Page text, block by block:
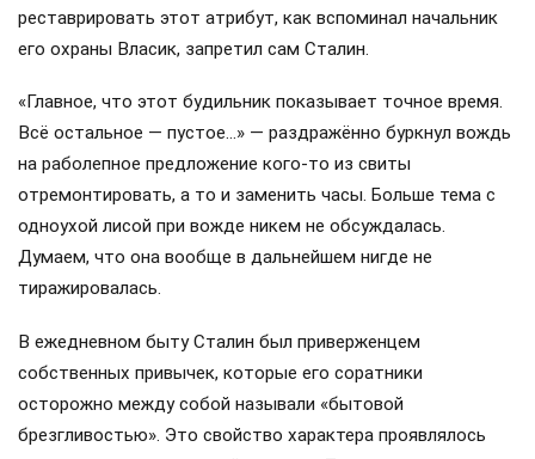
реставрировать этот атрибут, как вспоминал начальник
его охраны Власик, запретил сам Сталин.
«Главное, что этот будильник показывает точное время.
Всё остальное — пустое…» — раздражённо буркнул вождь
на раболепное предложение кого-то из свиты
отремонтировать, а то и заменить часы. Больше тема с
одноухой лисой при вожде никем не обсуждалась.
Думаем, что она вообще в дальнейшем нигде не
тиражировалась.
В ежедневном быту Сталин был приверженцем
собственных привычек, которые его соратники
осторожно между собой называли «бытовой
брезгливостью». Это свойство характера проявлялось